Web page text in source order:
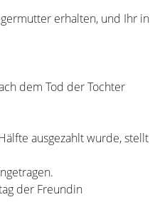
erhalten, und Ihr in
dem Tod der Tochter
ausgezahlt wurde, stellt
der Freundin